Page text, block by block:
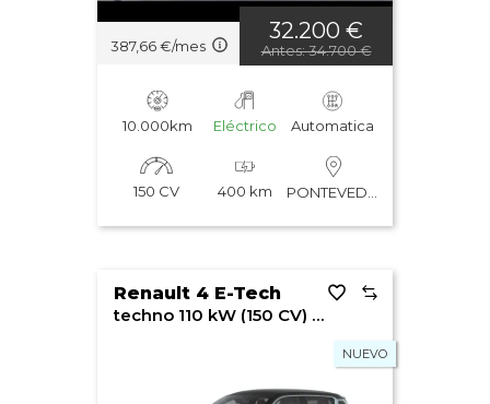
387,66 €/mes
32.200 €
Antes: 34.700 €
10.000km Eléctrico Automatica
150 CV 400 km
Renault 4 E-Tech
techno 110 kW (150 CV) ?plein sud®? autonomía confort
NUEVO